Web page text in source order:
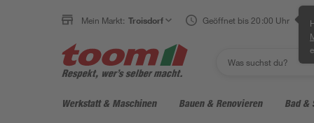
Mein Markt: Troisdorf Geöffnet bis 20:00 Uhr
Werkstatt & Maschinen Bauen & Renovieren Bad &